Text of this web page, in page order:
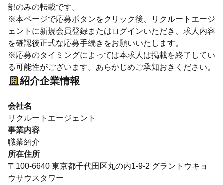
部のみの転載です。
※本ページで応募ボタンをクリック後、リクルートエージ
ェントに新規会員登録またはログインいただき、求人内容
を確認後正式な応募手続きをお願いいたします。
※応募のタイミングによっては本求人は掲載を終了してい
る可能性がございます。あらかじめご承知おきください。
紹介企業情報
会社名
リクルートエージェント
事業内容
職業紹介
所在住所
〒100-6640 東京都千代田区丸の内1-9-2 グラントウキョ
ウサウスタワー